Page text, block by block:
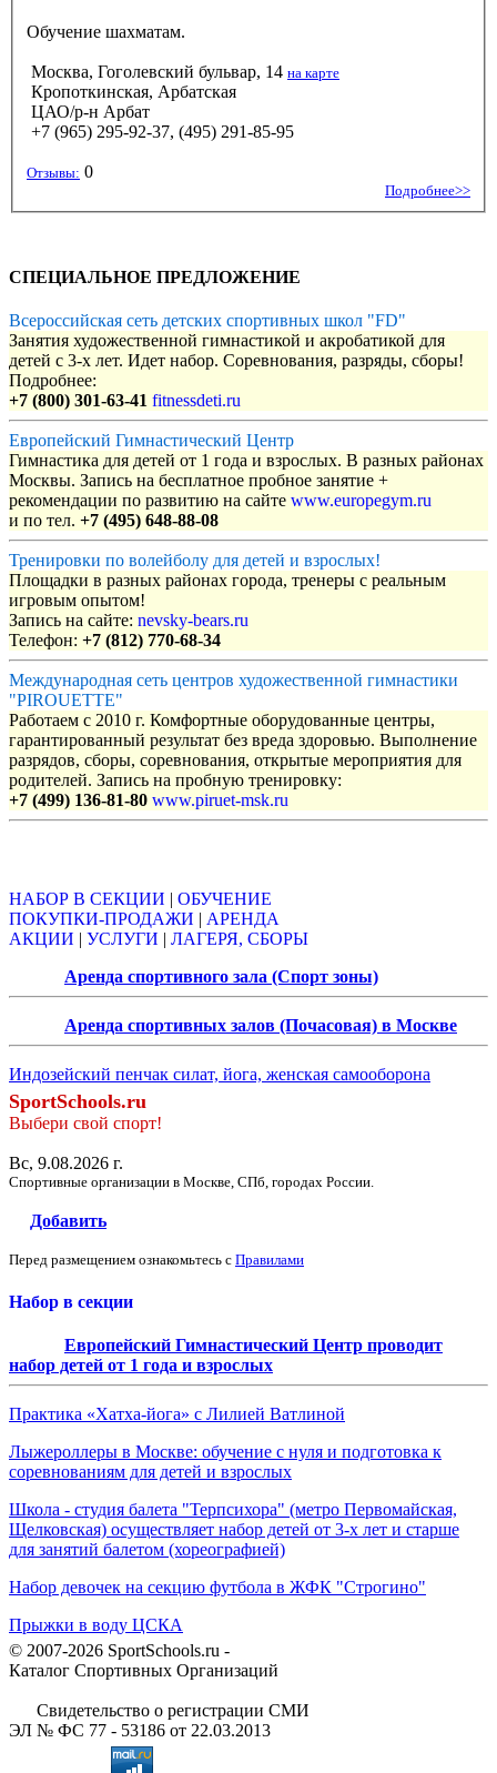
Обучение шахматам.
Москва, Гоголевский бульвар, 14 на карте
Кропоткинская, Арбатская
ЦАО/р-н Арбат
+7 (965) 295-92-37, (495) 291-85-95
Отзывы: 0
Подробнее>>
СПЕЦИАЛЬНОЕ ПРЕДЛОЖЕНИЕ
Всероссийская сеть детских спортивных школ "FD"
Занятия художественной гимнастикой и акробатикой для
детей с 3-х лет. Идет набор. Соревнования, разряды, сборы!
Подробнее:
+7 (800) 301-63-41 fitnessdeti.ru
Европейский Гимнастический Центр
Гимнастика для детей от 1 года и взрослых. В разных районах
Москвы. Запись на бесплатное пробное занятие +
рекомендации по развитию на сайте www.europegym.ru
и по тел. +7 (495) 648-88-08
Тренировки по волейболу для детей и взрослых!
Площадки в разных районах города, тренеры с реальным
игровым опытом!
Запись на сайте: nevsky-bears.ru
Телефон: +7 (812) 770-68-34
Международная сеть центров художественной гимнастики
"PIROUETTE"
Работаем с 2010 г. Комфортные оборудованные центры,
гарантированный результат без вреда здоровью. Выполнение
разрядов, сборы, соревнования, открытые мероприятия для
родителей. Запись на пробную тренировку:
+7 (499) 136-81-80 www.piruet-msk.ru
НАБОР В СЕКЦИИ | ОБУЧЕНИЕ
ПОКУПКИ-ПРОДАЖИ | АРЕНДА
АКЦИИ | УСЛУГИ | ЛАГЕРЯ, СБОРЫ
Аренда спортивного зала (Спорт зоны)
Аренда спортивных залов (Почасовая) в Москве
Индозейский пенчак силат, йога, женская самооборона
SportSchools.ru
Выбери свой спорт!
Вс, 9.08.2026 г.
Спортивные организации в Москве, СПб, городах России.
Добавить
Перед размещением ознакомьтесь с Правилами
Набор в секции
Европейский Гимнастический Центр проводит
набор детей от 1 года и взрослых
Практика «Хатха-йога» с Лилией Ватлиной
Лыжероллеры в Москве: обучение с нуля и подготовка к
соревнованиям для детей и взрослых
Школа - студия балета "Терпсихора" (метро Первомайская,
Щелковская) осуществляет набор детей от 3-х лет и старше
для занятий балетом (хореографией)
Набор девочек на секцию футбола в ЖФК "Строгино"
Прыжки в воду ЦСКА
© 2007-2026 SportSchools.ru -
Каталог Спортивных Организаций
Свидетельство о регистрации СМИ
ЭЛ № ФС 77 - 53186 от 22.03.2013